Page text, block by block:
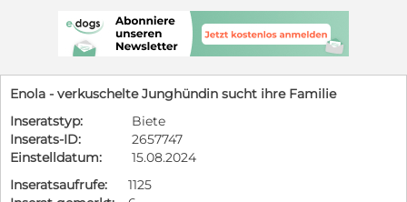
Enola - verkuschelte Junghündin sucht ihre Familie
Inseratstyp:
Biete
Inserats-ID:
2657747
Einstelldatum:
15.08.2024
Inseratsaufrufe:
1125